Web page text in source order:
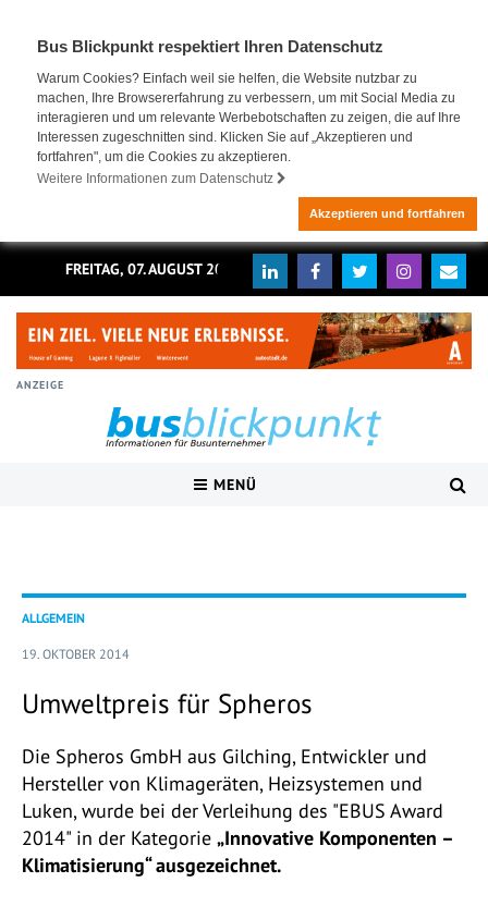
Bus Blickpunkt respektiert Ihren Datenschutz
Warum Cookies? Einfach weil sie helfen, die Website nutzbar zu
machen, Ihre Browsererfahrung zu verbessern, um mit Social Media zu
interagieren und um relevante Werbebotschaften zu zeigen, die auf Ihre
Interessen zugeschnitten sind. Klicken Sie auf „Akzeptieren und
fortfahren", um die Cookies zu akzeptieren.
Weitere Informationen zum Datenschutz
Akzeptieren und fortfahren
FREITAG, 07. AUGUST 2026
ANZEIGE
MENÜ
ALLGEMEIN
19. OKTOBER 2014
Umweltpreis für Spheros
Die Spheros GmbH aus Gilching, Entwickler und
Hersteller von Klimageräten, Heizsystemen und
Luken, wurde bei der Verleihung des "EBUS Award
2014" in der Kategorie „Innovative Komponenten –
Klimatisierung“ ausgezeichnet.